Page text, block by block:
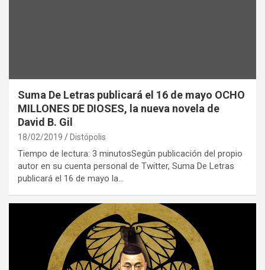
Suma De Letras publicará el 16 de mayo OCHO
MILLONES DE DIOSES, la nueva novela de
David B. Gil
18/02/2019 Distópolis
Tiempo de lectura: 3 minutosSegún publicación del propio
autor en su cuenta personal de Twitter, Suma De Letras
publicará el 16 de mayo la…